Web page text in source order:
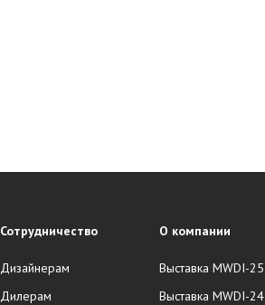
Сотрудничество
Дизайнерам
Дилерам
О компании
Выставка MWDI-25
Выставка MWDI-24